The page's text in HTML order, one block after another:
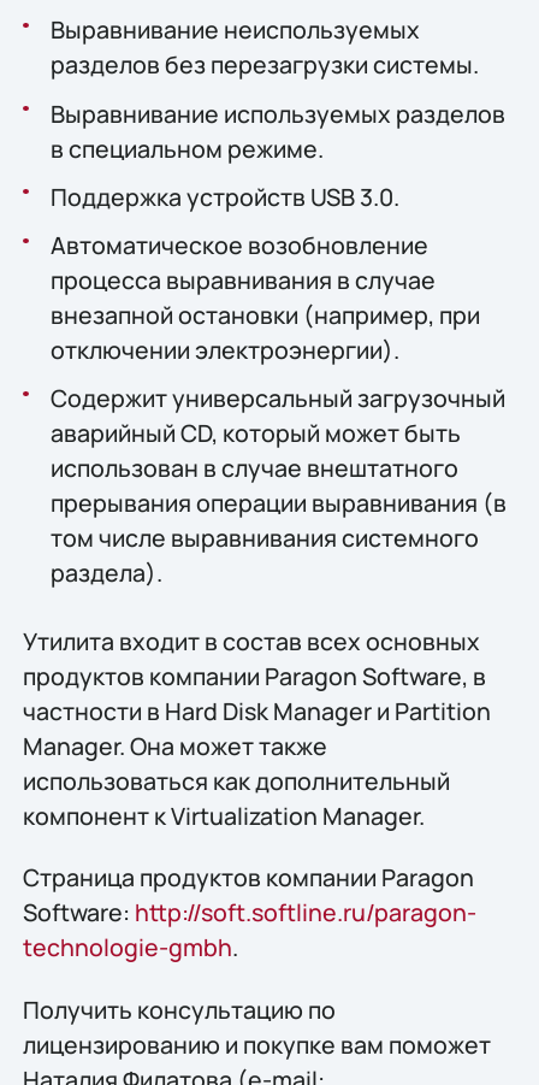
Выравнивание неиспользуемых
разделов без перезагрузки системы.
Выравнивание используемых разделов
в специальном режиме.
Поддержка устройств USB 3.0.
Автоматическое возобновление
процесса выравнивания в случае
внезапной остановки (например, при
отключении электроэнергии).
Содержит универсальный загрузочный
аварийный CD, который может быть
использован в случае внештатного
прерывания операции выравнивания (в
том числе выравнивания системного
раздела).
Утилита входит в состав всех основных
продуктов компании Paragon Software, в
частности в Hard Disk Manager и Partition
Manager. Она может также
использоваться как дополнительный
компонент к Virtualization Manager.
Страница продуктов компании Paragon
Software: http://soft.softline.ru/paragon-
technologie-gmbh.
Получить конcультацию по
лицензированию и покупке вам поможет